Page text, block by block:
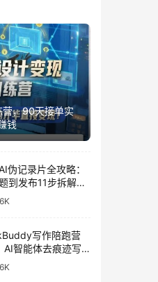
，90天接单实
钱
伪记录片全攻略：
到发布11步拆解，
做出高流量真实感
写作陪跑营
AI智能体去痕迹写
条公众号百家号变